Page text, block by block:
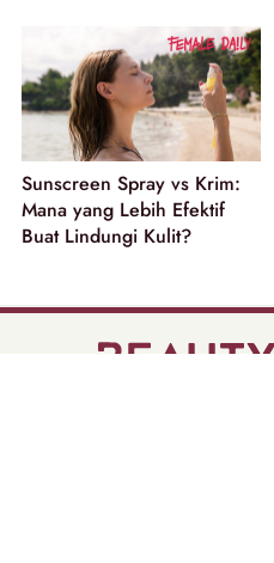
Sunscreen Spray vs Krim:
Mana yang Lebih Efektif
Buat Lindungi Kulit?